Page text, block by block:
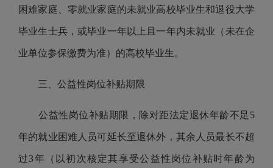
困难家庭、零就业家庭的未就业高校毕业生和退役大学
毕业生士兵，或毕业一年以上且一年内未就业（未在企
业单位参保缴费为准）的高校毕业生。
三、公益性岗位补贴期限
公益性岗位补贴期限，除对距法定退休年龄不足 5
年的就业困难人员可延长至退休外，其余人员最长不超
过3年（以初次核定其享受公益性岗位补贴时年龄为